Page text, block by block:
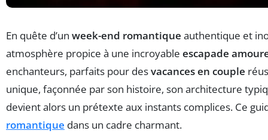
En quête d’un week-end romantique authentique et
atmosphère propice à une incroyable escapade
enchanteurs, parfaits pour desvacances en couple
unique, façonnée par son histoire, son architecture
devient alors un prétexte aux instants complices. Ce
romantique dans un cadre charmant.